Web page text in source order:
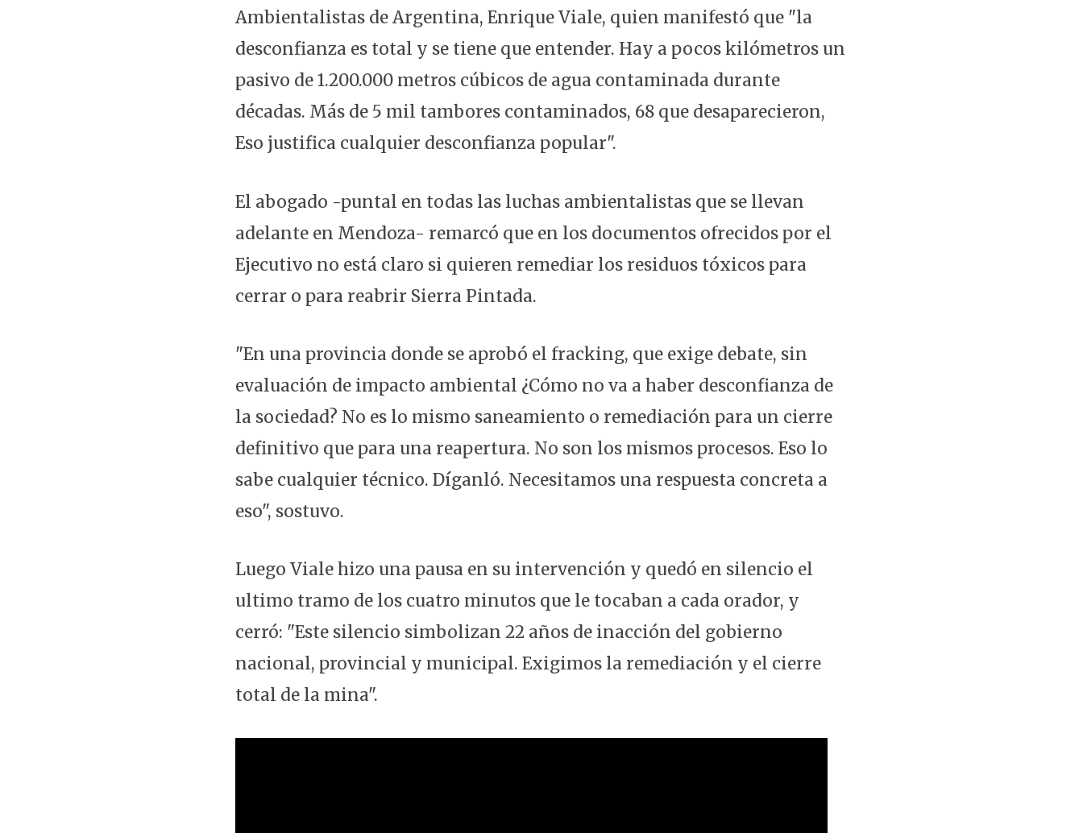
Ambientalistas de Argentina, Enrique Viale, quien manifestó que "la
desconfianza es total y se tiene que entender. Hay a pocos kilómetros un
pasivo de 1.200.000 metros cúbicos de agua contaminada durante
décadas. Más de 5 mil tambores contaminados, 68 que desaparecieron,
Eso justifica cualquier desconfianza popular".
El abogado -puntal en todas las luchas ambientalistas que se llevan
adelante en Mendoza- remarcó que en los documentos ofrecidos por el
Ejecutivo no está claro si quieren remediar los residuos tóxicos para
cerrar o para reabrir Sierra Pintada.
"En una provincia donde se aprobó el fracking, que exige debate, sin
evaluación de impacto ambiental ¿Cómo no va a haber desconfianza de
la sociedad? No es lo mismo saneamiento o remediación para un cierre
definitivo que para una reapertura. No son los mismos procesos. Eso lo
sabe cualquier técnico. Díganló. Necesitamos una respuesta concreta a
eso", sostuvo.
Luego Viale hizo una pausa en su intervención y quedó en silencio el
ultimo tramo de los cuatro minutos que le tocaban a cada orador, y
cerró: "Este silencio simbolizan 22 años de inacción del gobierno
nacional, provincial y municipal. Exigimos la remediación y el cierre
total de la mina".